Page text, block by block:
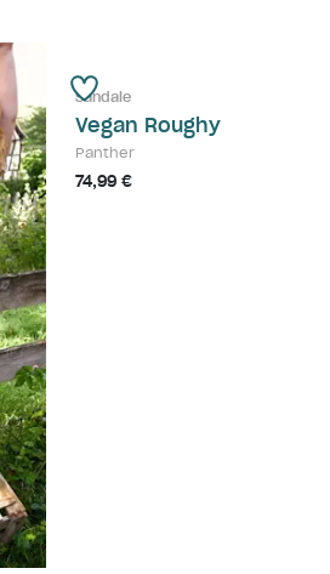
Sandale
Vegan Roughy
Panther
74,99 €